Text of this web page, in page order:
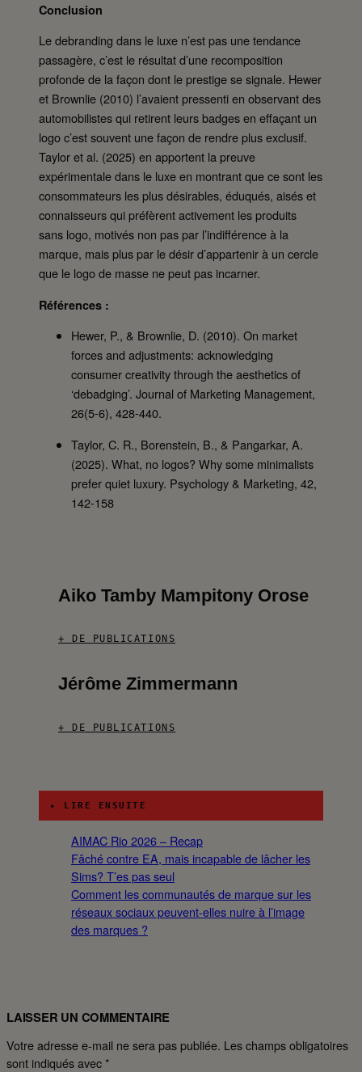
Conclusion
Le debranding dans le luxe n’est pas une tendance
passagère, c’est le résultat d’une recomposition
profonde de la façon dont le prestige se signale. Hewer
et Brownlie (2010) l’avaient pressenti en observant des
automobilistes qui retirent leurs badges en effaçant un
logo c’est souvent une façon de rendre plus exclusif.
Taylor et al. (2025) en apportent la preuve
expérimentale dans le luxe en montrant que ce sont les
consommateurs les plus désirables, éduqués, aisés et
connaisseurs qui préfèrent activement les produits
sans logo, motivés non pas par l’indifférence à la
marque, mais plus par le désir d’appartenir à un cercle
que le logo de masse ne peut pas incarner.
Références :
Hewer, P., & Brownlie, D. (2010). On market
forces and adjustments: acknowledging
consumer creativity through the aesthetics of
‘debadging’. Journal of Marketing Management,
26(5-6), 428-440.
Taylor, C. R., Borenstein, B., & Pangarkar, A.
(2025). What, no logos? Why some minimalists
prefer quiet luxury. Psychology & Marketing, 42,
142-158
Aiko Tamby Mampitony Orose
+ DE PUBLICATIONS
Jérôme Zimmermann
+ DE PUBLICATIONS
▸ LIRE ENSUITE
AIMAC Rio 2026 – Recap
Fâché contre EA, mais incapable de lâcher les
Sims? T’es pas seul
Comment les communautés de marque sur les
réseaux sociaux peuvent-elles nuire à l’image
des marques ?
LAISSER UN COMMENTAIRE
Votre adresse e-mail ne sera pas publiée. Les champs obligatoires
sont indiqués avec*